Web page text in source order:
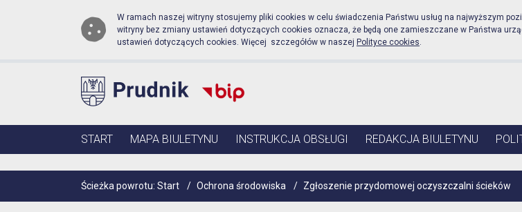
Biuletyn Informacji Publicznej Urząd
Przejdź do menu głównego
Przejdź do głównej zawartościW ramach naszej witryny stosujemy pliki cookies w celu świadczenia Państwu usług na najwyższym
witryny bez zmiany ustawień dotyczących cookies oznacza, że będą one zamieszczane w Państwa
ustawień dotyczących cookies. Więcej szczegółów w naszej Polityce cookies.
Menu główne
START MAPA BIULETYNU INSTRUKCJA OBSŁUGI REDAKCJA BIULETYNU
Ścieżka powrotu: Start / Ochrona środowiska / Zgłoszenie przydomowej oczyszczalni ścieków